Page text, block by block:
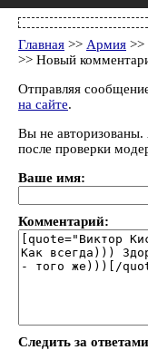
Главная >> Армия >>
>> Новый
Отправляя
на сайте.
Вы не
после проверки
Ваше имя:
Комментарий:
Следить за